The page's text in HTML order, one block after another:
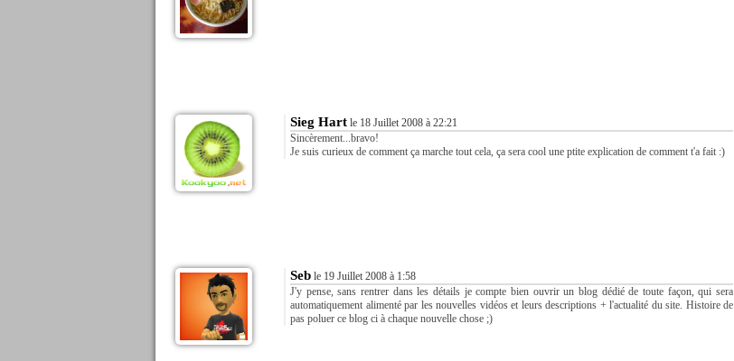
Sieg Hart le 18 Juillet 2008 à 22:21
Sincèrement...bravo!
Je suis curieux de comment ça marche tout cela, ça sera cool une ptite explication de comment t'a fait :)
Seb le 19 Juillet 2008 à 1:58
J'y pense, sans rentrer dans les détails je compte bien ouvrir un blog dédié de toute façon, qui sera
automatiquement alimenté par les nouvelles vidéos et leurs descriptions + l'actualité du site. Histoire de
pas poluer ce blog ci à chaque nouvelle chose ;)